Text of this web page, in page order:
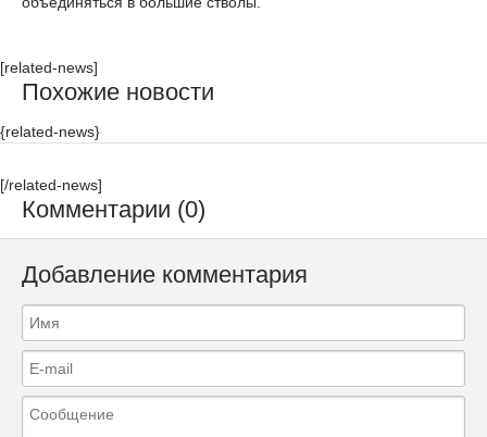
[related-news]
Похожие новости
{related-news}
[/related-news]
Комментарии (0)
Добавление комментария